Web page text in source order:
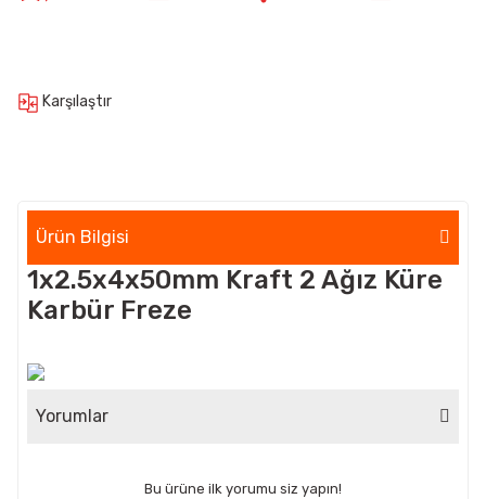
Karşılaştır
Ürün Bilgisi
1x2.5x4x50mm Kraft 2 Ağız Küre
Karbür Freze
Yorumlar
Bu ürüne ilk yorumu siz yapın!